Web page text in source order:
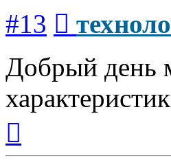
#13
Добрый день
началу